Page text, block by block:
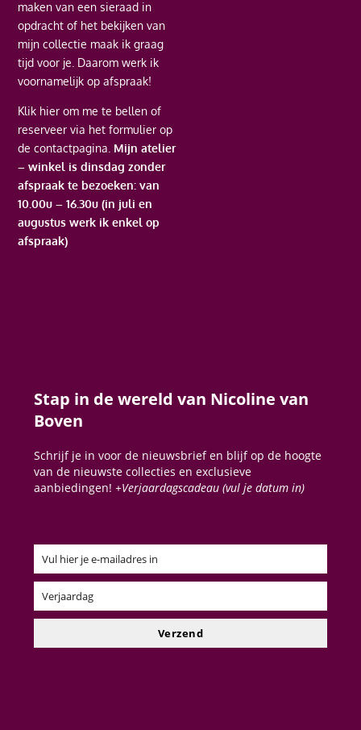
maken van een sieraad in
opdracht of het bekijken van
mijn collectie maak ik graag
tijd voor je. Daarom werk ik
voornamelijk op afspraak!
Klik hier om me te bellen of
reserveer via het formulier op
de contactpagina. Mijn atelier
– winkel is dinsdag zonder
afspraak te bezoeken: van
10.00u – 16.30u (in juli en
augustus werk ik enkel op
afspraak)
Stap in de wereld van Nicoline van
Boven
Schrijf je in voor de nieuwsbrief en blijf op de hoogte
van de nieuwste collecties en exclusieve
aanbiedingen!+Verjaardagscadeau (vul je datum in)
Email
Vul hier je e-mailadres in
Verjaardag
Verjaardag
Verzend